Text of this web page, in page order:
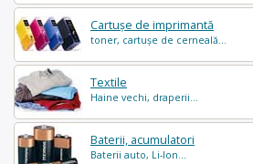
Cartușe de imprimantă
toner, cartușe de cerneală...
Textile
Haine vechi, draperii...
Baterii, acumulatori
Baterii auto, Li-Ion...